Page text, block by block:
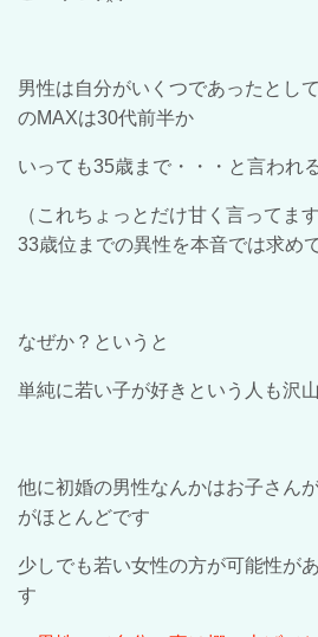
男性は自分がいくつであったとし
のMAXは30代前半か
いっても35歳まで・・・と言われ
（これちょっとだけ甘く言ってま
33歳位までの異性を本音では求め
なぜか？というと
単純に若い子が好きという人も沢
他に初婚の男性なんかはお子さん
がほとんどです
少しでも若い女性の方が可能性が
す